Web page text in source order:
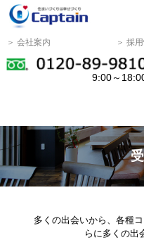
＞ 採
＞ 会社案内
9:00～
多くの出会いから、各種
らに多くの出